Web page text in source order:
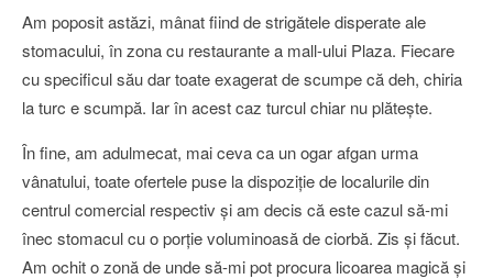
Am poposit astăzi, mânat fiind de strigătele disperate ale
stomacului, în zona cu restaurante a mall-ului Plaza. Fiecare
cu specificul său dar toate exagerat de scumpe că deh, chiria
la turc e scumpă. Iar în acest caz turcul chiar nu plăteşte.
În fine, am adulmecat, mai ceva ca un ogar afgan urma
vânatului, toate ofertele puse la dispoziţie de localurile din
centrul comercial respectiv şi am decis că este cazul să-mi
înec stomacul cu o porţie voluminoasă de ciorbă. Zis şi făcut.
Am ochit o zonă de unde să-mi pot procura licoarea magică şi